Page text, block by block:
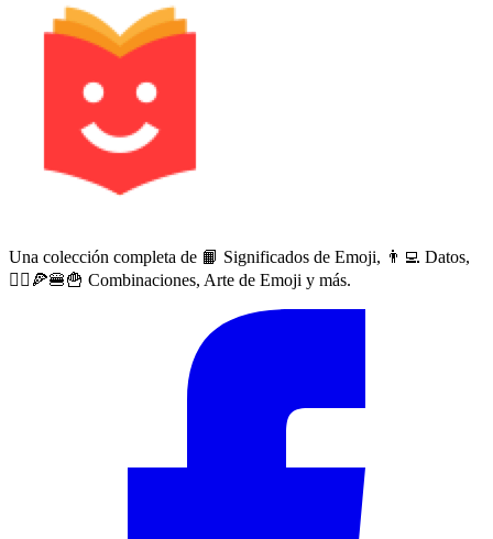
Una colección completa de 📙 Significados de Emoji, 👨‍💻 Datos,
🙅‍♀️🍕🍔🍟 Combinaciones, Arte de Emoji y más.